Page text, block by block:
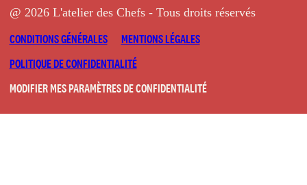
@ 2026 L'atelier des Chefs - Tous droits réservés
CONDITIONS GÉNÉRALES
MENTIONS LÉGALES
POLITIQUE DE CONFIDENTIALITÉ
MODIFIER MES PARAMÈTRES DE CONFIDENTIALITÉ